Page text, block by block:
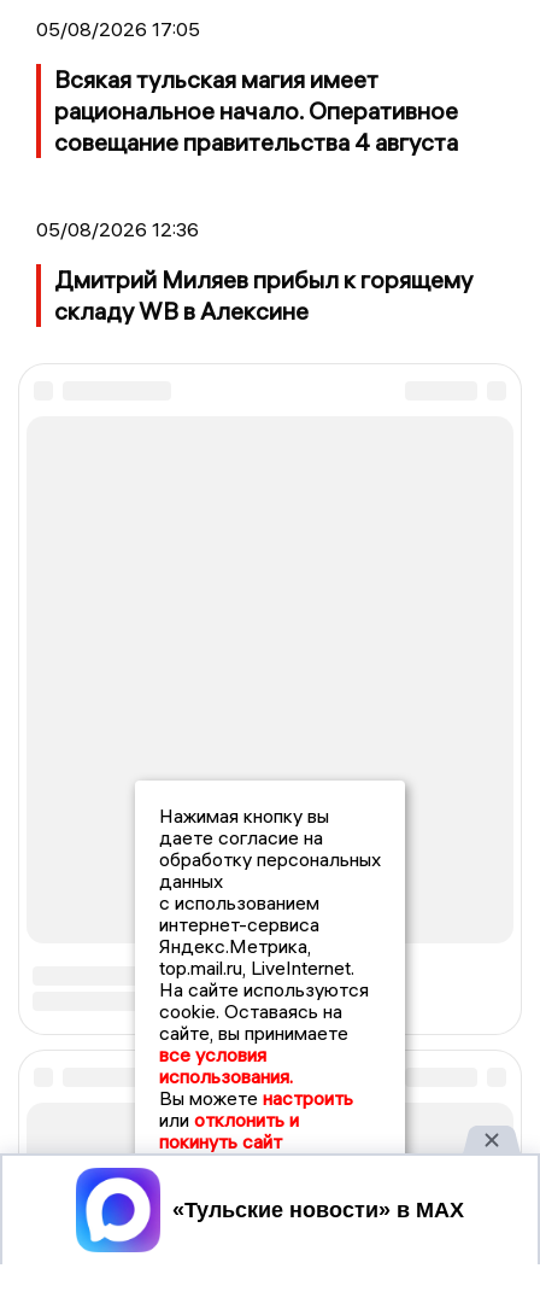
05/08/2026 17:05
Всякая тульская магия имеет
рациональное начало. Оперативное
совещание правительства 4 августа
05/08/2026 12:36
Дмитрий Миляев прибыл к горящему
складу WB в Алексине
Нажимая кнопку вы
даете согласие на
обработку персональных
данных
с использованием
интернет-сервиса
Яндекс.Метрика,
top.mail.ru, LiveInternet.
На сайте используются
cookie. Оставаясь на
сайте, вы принимаете
все условия
использования.
Вы можете настроить
или отклонить и
покинуть сайт
Принять